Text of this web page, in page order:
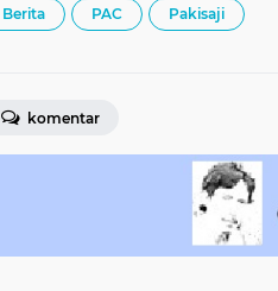
Berita PAC Pakisaji
komentar